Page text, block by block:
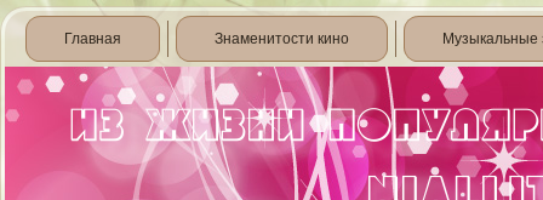
Главная Знаменитости кино Музыкальные